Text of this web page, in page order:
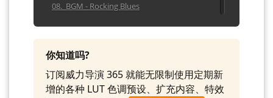
08. BGM - Rocking Blues
09. BGM - She Calls Me
10. BGM - Wild Call
你知道吗?
订阅威力导演 365 就能无限制使用定期新
增的各种 LUT 色调预设、扩充内容、特效